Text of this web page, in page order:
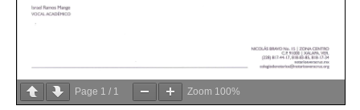
Page 1 / 1 Zoom 100%